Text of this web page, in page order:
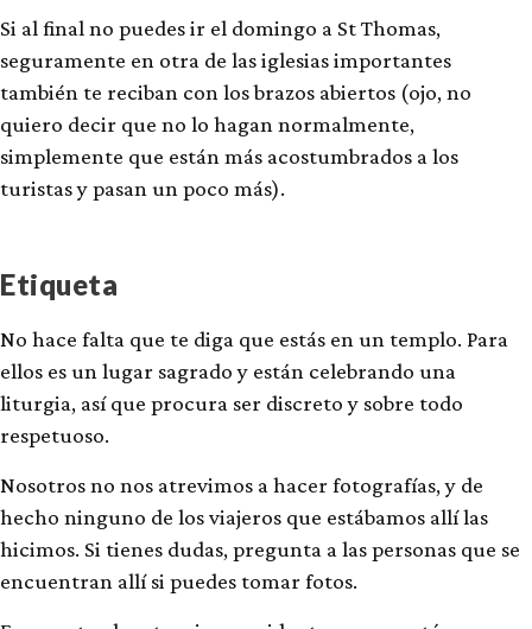
Si al final no puedes ir el domingo a St Thomas,
seguramente en otra de las iglesias importantes
también te reciban con los brazos abiertos (ojo, no
quiero decir que no lo hagan normalmente,
simplemente que están más acostumbrados a los
turistas y pasan un poco más).
Etiqueta
No hace falta que te diga que estás en un templo. Para
ellos es un lugar sagrado y están celebrando una
liturgia, así que procura ser discreto y sobre todo
respetuoso.
Nosotros no nos atrevimos a hacer fotografías, y de
hecho ninguno de los viajeros que estábamos allí las
hicimos. Si tienes dudas, pregunta a las personas que se
encuentran allí si puedes tomar fotos.